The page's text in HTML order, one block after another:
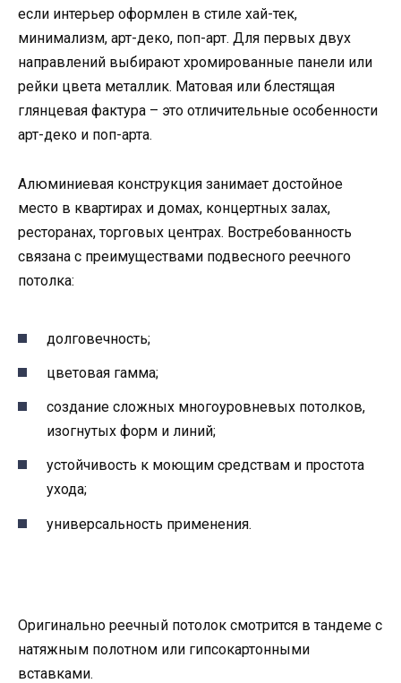
если интерьер оформлен в стиле хай-тек,
минимализм, арт-деко, поп-арт. Для первых двух
направлений выбирают хромированные панели или
рейки цвета металлик. Матовая или блестящая
глянцевая фактура – это отличительные особенности
арт-деко и поп-арта.
Алюминиевая конструкция занимает достойное
место в квартирах и домах, концертных залах,
ресторанах, торговых центрах. Востребованность
связана с преимуществами подвесного реечного
потолка:
долговечность;
цветовая гамма;
создание сложных многоуровневых потолков,
изогнутых форм и линий;
устойчивость к моющим средствам и простота
ухода;
универсальность применения.
Оригинально реечный потолок смотрится в тандеме с
натяжным полотном или гипсокартонными
вставками.